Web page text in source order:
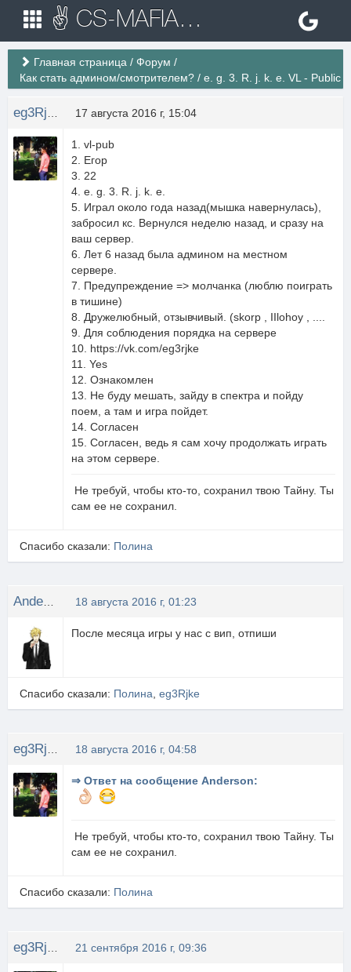
✌ CS-MAFIA.RU ✌ Игровые сервера Counter Strike 1.6
Главная страница / Форум /
Как стать админом/смотрителем? / e. g. 3. R. j. k. e. VL - Public
17 августа 2016 г, 15:04
1. vl-pub
2. Егор
3. 22
4. e. g. 3. R. j. k. e.
5. Играл около года назад(мышка навернулась),
забросил кс. Вернулся неделю назад, и сразу на
ваш сервер.
6. Лет 6 назад была админом на местном
сервере.
7. Предупреждение => молчанка (люблю поиграть
в тишине)
8. Дружелюбный, отзывчивый. (skorp , IIlohoy , ....
9. Для соблюдения порядка на сервере
10. https://vk.com/eg3rjke
11. Yes
12. Ознакомлен
13. Не буду мешать, зайду в спектра и пойду
поем, а там и игра пойдет.
14. Согласен
15. Согласен, ведь я сам хочу продолжать играть
на этом сервере.
Не требуй, чтобы кто-то, сохранил твою Тайну. Ты
сам ее не сохранил.
Спасибо сказали: Полина
18 августа 2016 г, 01:23
После месяца игры у нас с вип, отпиши
Спасибо сказали: Полина eg3Rjke
18 августа 2016 г, 04:58
⇒ Ответ на сообщение Anderson:
Не требуй, чтобы кто-то, сохранил твою Тайну. Ты
сам ее не сохранил.
Спасибо сказали: Полина
21 сентября 2016 г, 09:36